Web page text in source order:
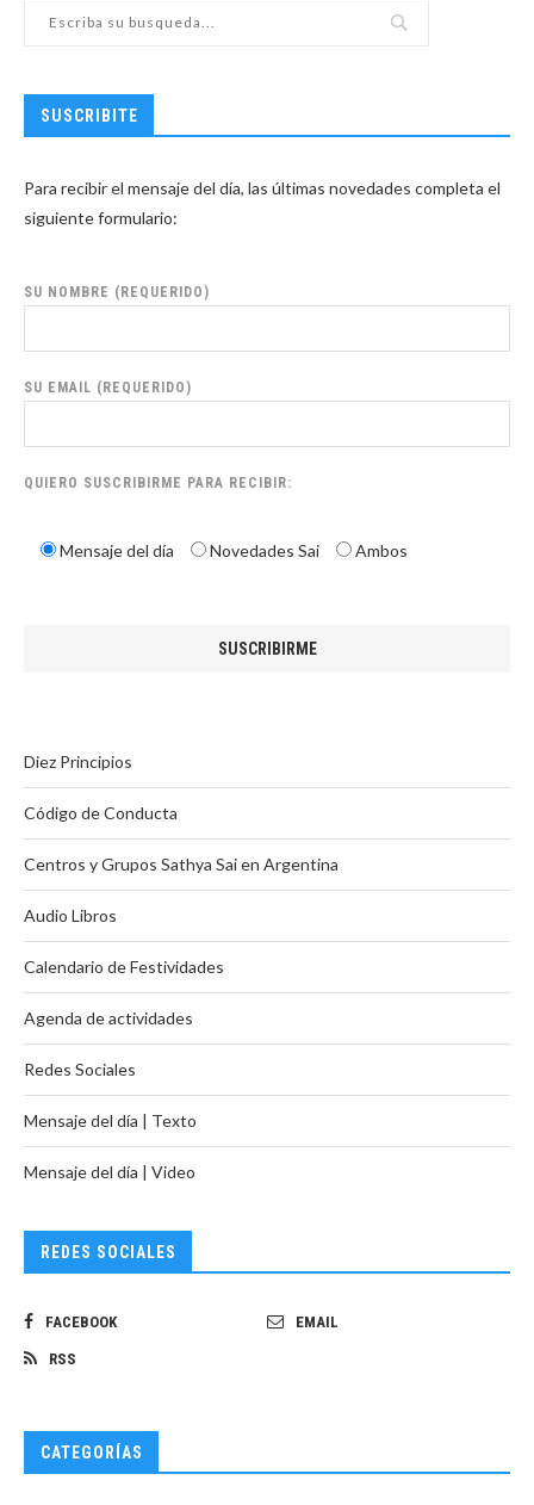
SUSCRIBITE
Para recibir el mensaje del día, las últimas novedades completa el
siguiente formulario:
SU NOMBRE (REQUERIDO)
SU EMAIL (REQUERIDO)
QUIERO SUSCRIBIRME PARA RECIBIR:
Mensaje del día Novedades Sai Ambos
Diez Principios
Código de Conducta
Centros y Grupos Sathya Sai en Argentina
Audio Libros
Calendario de Festividades
Agenda de actividades
Redes Sociales
Mensaje del día | Texto
Mensaje del día | Video
REDES SOCIALES
FACEBOOK EMAIL
RSS
CATEGORÍAS